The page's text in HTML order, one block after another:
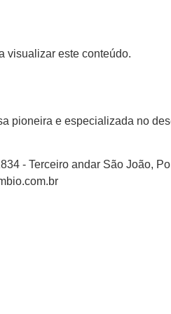
visualizar este conteúdo.
pioneira e especializada no
- Terceiro andar São João,